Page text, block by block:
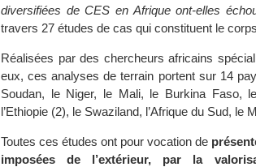
diversifiées de CES en Afrique ont-elles
travers 27 études de cas qui constituent le
Réalisées par des chercheurs africains
eux, ces analyses de terrain portent sur 14
Soudan, le Niger, le Mali, le Burkina Faso,
l’Ethiopie (2), le Swaziland, l’Afrique du Sud, le
Toutes ces études ont pour vocation de
imposées de l’extérieur, par la